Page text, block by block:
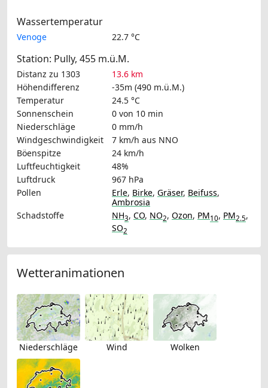
Wassertemperatur
Venoge 22.7 °C
Station: Pully, 455 m.ü.M.
Distanz zu 1303
13.6 km
Höhendifferenz
-35m (490 m.ü.M.)
Temperatur
24.5 °C
Sonnenschein
0 von 10 min
Niederschläge
0 mm/h
Windgeschwindigkeit
7 km/h aus NNO
Böenspitze
24 km/h
Luftfeuchtigkeit
48%
Luftdruck
967 hPa
Pollen
Erle, Birke, Gräser, Beifuss,
Ambrosia
Schadstoffe
NH3, CO, NO2, Ozon, PM10, PM2.5,
SO2
Wetteranimationen
Niederschläge Wind Wolken